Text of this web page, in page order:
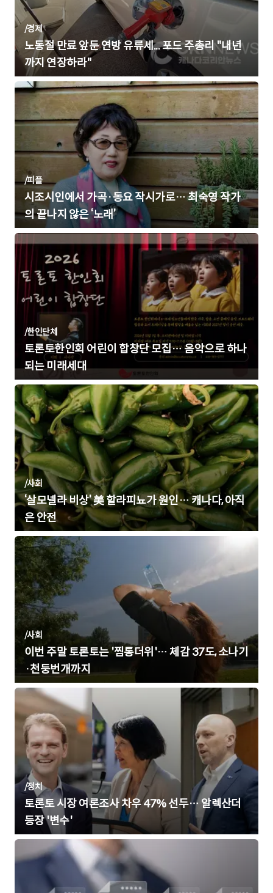
/경제
노동절 만료 앞둔 연방 유류세... 포드 주총리 "내년
까지 연장하라"
/피플
시조시인에서 가곡·동요 작시가로… 최숙영 작가
의 끝나지 않은 ‘노래’
/한인단체
토론토한인회 어린이 합창단 모집… 음악으로 하나
되는 미래세대
/사회
‘살모넬라 비상’ 美 할라피뇨가 원인… 캐나다, 아직
은 안전
/사회
이번 주말 토론토는 '찜통더위'… 체감 37도, 소나기
·천둥번개까지
/정치
토론토 시장 여론조사 차우 47% 선두… 알렉산더
등장 '변수'